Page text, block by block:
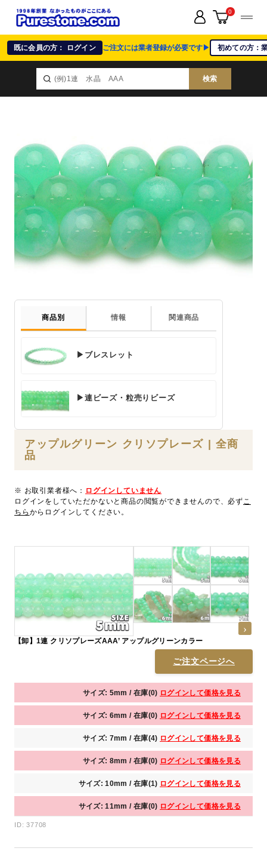
既に会員の方： ログイン ご注文には業者登録が必要です▶ 初めての方：
検索
0
商品別 情報 関連商品
▶ブレスレット
▶連ビーズ・粒売りビーズ
アップルグリーン クリソプレーズ | 全商
品
※ お取引業者様へ： ログインしていません
ログインをしていただかないと商品の閲覧ができませんので、必ずこ
ちら からログインしてください。
【卸】1連 クリソプレーズAAA’ アップルグリーンカラー
ご注文ページへ
サイズ: 5mm / 在庫(0) ログインして価格を見る
サイズ: 6mm / 在庫(0) ログインして価格を見る
サイズ: 7mm / 在庫(4) ログインして価格を見る
サイズ: 8mm / 在庫(0) ログインして価格を見る
サイズ: 10mm / 在庫(1) ログインして価格を見る
サイズ: 11mm / 在庫(0) ログインして価格を見る
ID: 37708